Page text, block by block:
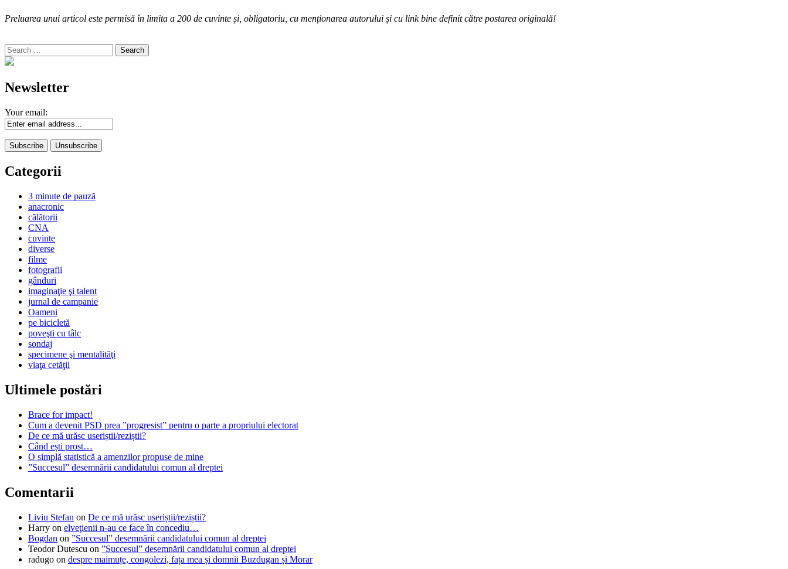
Preluarea unui articol este permisă în limita a 200 de cuvinte și, obligatoriu, cu menționarea autorului și cu link bine definit către postarea originală!
Search
for:
Newsletter
Your email:
Categorii
3 minute de pauză
anacronic
călătorii
CNA
cuvinte
diverse
filme
fotografii
gânduri
imaginaţie şi talent
jurnal de campanie
Oameni
pe bicicletă
poveşti cu tâlc
sondaj
specimene şi mentalităţi
viaţa cetăţii
Ultimele postări
Brace for impact!
Cum a devenit PSD prea ”progresist” pentru o parte a propriului electorat
De ce mă urăsc useriștii/reziștii?
Când ești prost…
O simplă statistică a amenzilor propuse de mine
”Succesul” desemnării candidatului comun al dreptei
Comentarii
Liviu Stefan on De ce mă urăsc useriștii/reziștii?
Harry on elveţienii n-au ce face în concediu…
Bogdan on ”Succesul” desemnării candidatului comun al dreptei
Teodor Dutescu on ”Succesul” desemnării candidatului comun al dreptei
radugo on despre maimuțe, congolezi, fața mea și domnii Buzdugan și Morar